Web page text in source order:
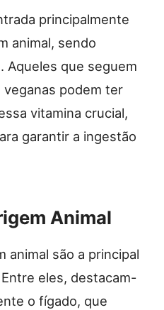
principalmente
animal, sendo
Aqueles que seguem
podem ter
vitamina crucial,
garantir a ingestão
Animal
animal são a principal
eles, destacam-
o fígado, que